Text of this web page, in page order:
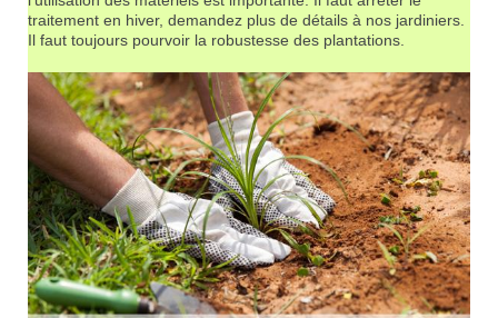
traitement en hiver, demandez plus de détails à nos jardiniers.
Il faut toujours pourvoir la robustesse des plantations.